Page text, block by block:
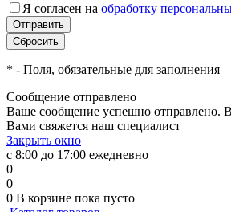
Я согласен на обработку
* - Поля, обязательные для заполнения
Сообщение отправлено
Ваше сообщение успешно отправлено.
Вами свяжется наш специалист
Закрыть окно
с 8:00 до 17:00 ежедневно
0
0
0 В корзине пока пусто